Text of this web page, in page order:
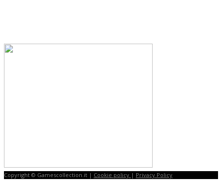
Copyright © Gamescollection.it | Cookie policy | Privacy Policy